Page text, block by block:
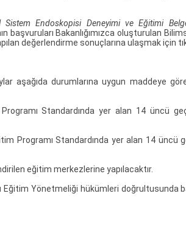
Sistem Endoskopisi Deneyimi ve Eğitimi
başvuruları Bakanlığımızca oluşturulan
değerlendirme sonuçlarına ulaşmak için
aşağıda durumlarına uygun maddeye
Standardında yer alan 14 üncü
Standardında yer alan 14 üncü
eğitim merkezlerine yapılacaktır.
Yönetmeliği hükümleri doğrultusunda